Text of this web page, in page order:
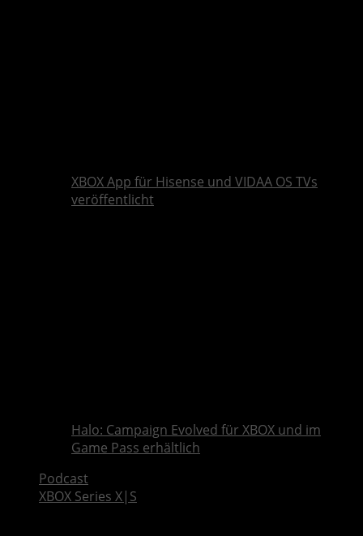
XBOX App für Hisense und VIDAA OS TVs
veröffentlicht
Halo: Campaign Evolved für XBOX und im
Game Pass erhältlich
Podcast
XBOX Series X|S